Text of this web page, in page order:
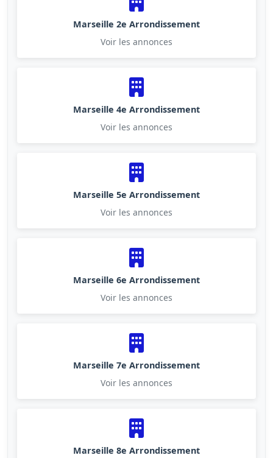
Marseille 2e Arrondissement
Voir les annonces
Marseille 4e Arrondissement
Voir les annonces
Marseille 5e Arrondissement
Voir les annonces
Marseille 6e Arrondissement
Voir les annonces
Marseille 7e Arrondissement
Voir les annonces
Marseille 8e Arrondissement